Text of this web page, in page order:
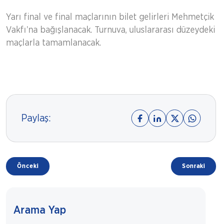
Yarı final ve final maçlarının bilet gelirleri Mehmetçik
Vakfı’na bağışlanacak. Turnuva, uluslararası düzeydeki
maçlarla tamamlanacak.
Paylaş:
Önceki Sonraki
Arama Yap